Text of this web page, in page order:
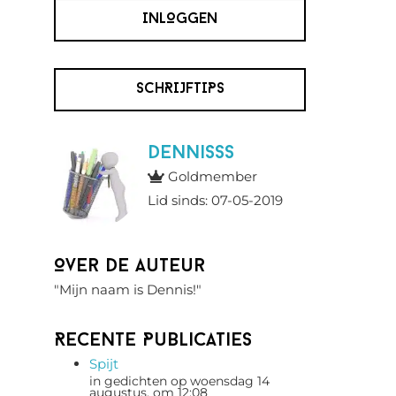
INLOGGEN
SCHRIJFTIPS
Dennisss
Goldmember
Lid sinds: 07-05-2019
Over de auteur
"Mijn naam is Dennis!"
Recente Publicaties
Spijt
in gedichten op woensdag 14
augustus, om 12:08